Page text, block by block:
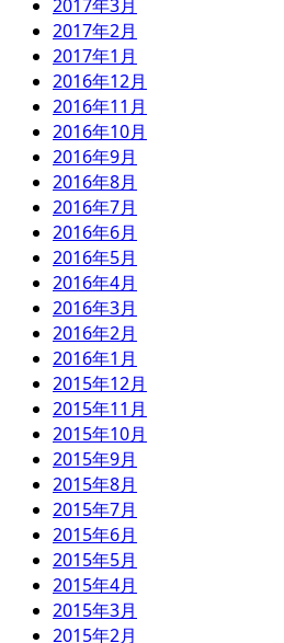
2017年3月
2017年2月
2017年1月
2016年12月
2016年11月
2016年10月
2016年9月
2016年8月
2016年7月
2016年6月
2016年5月
2016年4月
2016年3月
2016年2月
2016年1月
2015年12月
2015年11月
2015年10月
2015年9月
2015年8月
2015年7月
2015年6月
2015年5月
2015年4月
2015年3月
2015年2月